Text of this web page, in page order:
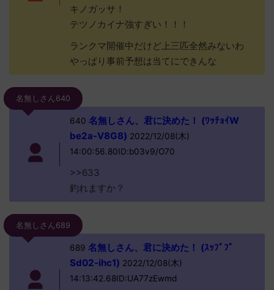
キノガッサ！
テツノカイナ強すぎい！！！
ランクマ開催中だけど上三匹全然みないわ
やっぱり事前予想は当てにできんな
名無しさん640
640 名無しさん、君に決めた！ (ﾜｯﾁｮｲW
be2a-V8G8) 2022/12/08(木)
14:00:56.80ID:b03v9/O70
>>633
釣れますか？
名無しさん689
689 名無しさん、君に決めた！ (ｽｯﾌﾟﾌﾟ
Sd02-ihc1) 2022/12/08(木)
14:13:42.68ID:UA77zEwmd